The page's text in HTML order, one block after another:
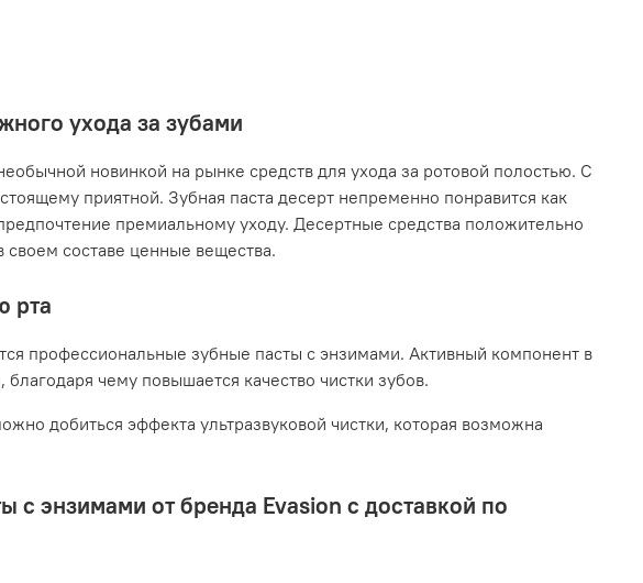
ухода за зубами
новинкой на рынке средств для ухода за ротовой полостью. С
приятной. Зубная паста десерт непременно понравится как
премиальному уходу. Десертные средства положительно
своем составе ценные вещества.
рта
профессиональные зубные пасты с энзимами. Активный компонент в
чему повышается качество чистки зубов.
добиться эффекта ультразвуковой чистки, которая возможна
энзимами от бренда Evasion с доставкой по